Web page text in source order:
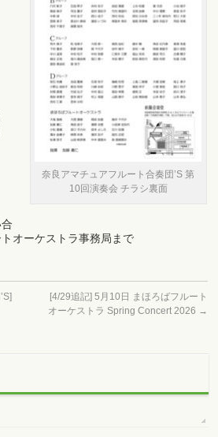
奈良アマチュアフルート合奏団’S 第
10回演奏会 チラシ裏面
オーケストラ事務局まで
[4/29追記] 5月10日 まほろばフルート
オーケストラ Spring Concert 2026 →